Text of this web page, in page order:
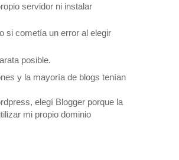
servidor ni instalar
si cometía un error al elegir
posible.
y la mayoría de blogs tenían
elegí Blogger porque la
mi propio dominio